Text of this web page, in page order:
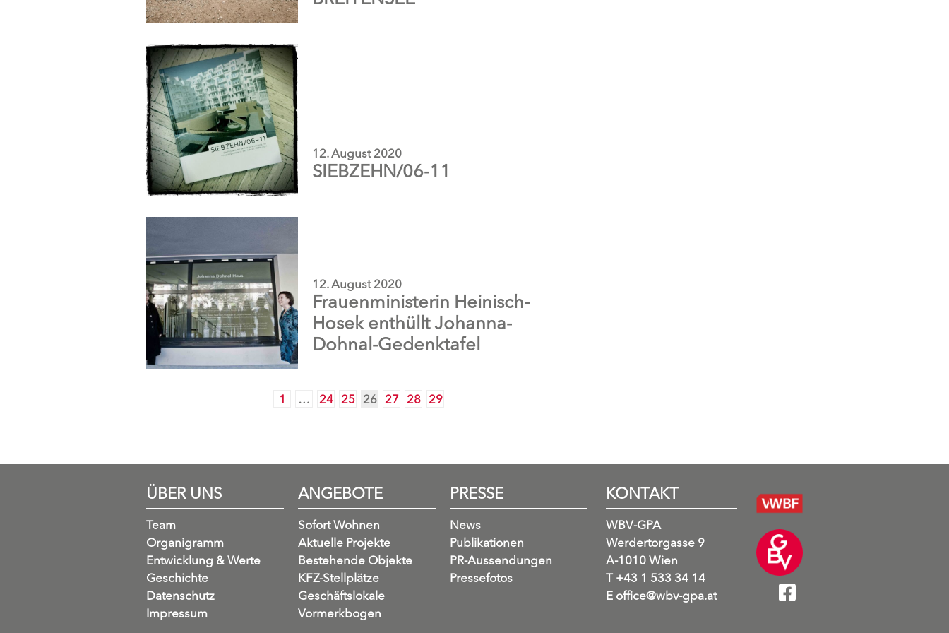
12. August 2020
SIEBZEHN/06-11
12. August 2020
Frauenministerin Heinisch-
Hosek enthüllt Johanna-
Dohnal-Gedenktafel
1 … 24 25 26 27 28 29
ÜBER UNS
Team
Organigramm
Entwicklung & Werte
Geschichte
Datenschutz
Impressum
ANGEBOTE
Sofort Wohnen
Aktuelle Projekte
Bestehende Objekte
KFZ-Stellplätze
Geschäftslokale
Vormerkbogen
PRESSE
News
Publikationen
PR-Aussendungen
Pressefotos
KONTAKT
WBV-GPA
Werdertorgasse 9
A-1010 Wien
T+43 1 533 34 14
E office@wbv-gpa.at